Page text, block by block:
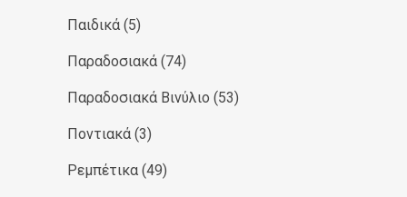
Παιδικά (5)
Παραδοσιακά (74)
Παραδοσιακά Βινύλιο (53)
Ποντιακά (3)
Ρεμπέτικα (49)